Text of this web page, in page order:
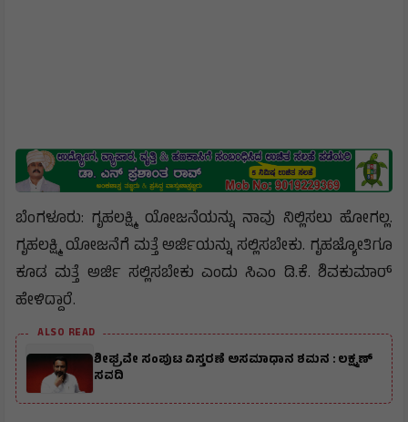
ಬೆಂಗಳೂರು: ಗೃಹಲಕ್ಷ್ಮಿ ಯೋಜನೆಯನ್ನು ನಾವು ನಿಲ್ಲಿಸಲು ಹೋಗಲ್ಲ.
ಗೃಹಲಕ್ಷ್ಮಿ ಯೋಜನೆಗೆ ಮತ್ತೆ ಅರ್ಜಿಯನ್ನು ಸಲ್ಲಿಸಬೇಕು. ಗೃಹಜ್ಯೋತಿಗೂ
ಕೂಡ ಮತ್ತೆ ಅರ್ಜಿ ಸಲ್ಲಿಸಬೇಕು ಎಂದು ಸಿಎಂ ಡಿ.ಕೆ. ಶಿವಕುಮಾರ್
ಹೇಳಿದ್ದಾರೆ.
ALSO READ
ಶೀಘ್ರವೇ ಸಂಪುಟ ವಿಸ್ತರಣೆ ಅಸಮಾಧಾನ ಶಮನ : ಲಕ್ಷ್ಮಣ್
ಸವದಿ